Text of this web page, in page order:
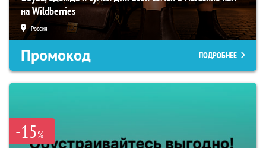
на Wildberries
Россия
Промокод ПОДРОБНЕЕ
-15%